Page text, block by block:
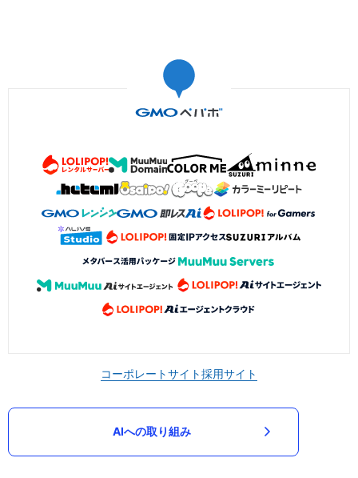
コーポレートサイト採用サイト
AIへの取り組み